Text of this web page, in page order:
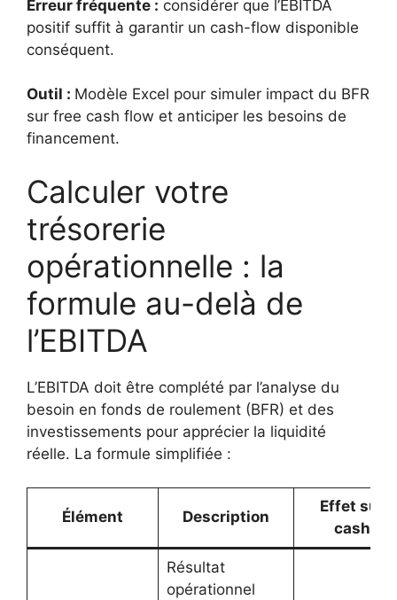
Erreur fréquente : considérer que l’EBITDA
positif suffit à garantir un cash-flow disponible
conséquent.
Outil : Modèle Excel pour simuler impact du BFR
sur free cash flow et anticiper les besoins de
financement.
Calculer votre
trésorerie
opérationnelle : la
formule au-delà de
l’EBITDA
L’EBITDA doit être complété par l’analyse du
besoin en fonds de roulement (BFR) et des
investissements pour apprécier la liquidité
réelle. La formule simplifiée :
Élément Description
Effet sur
cash
Résultat
opérationnel